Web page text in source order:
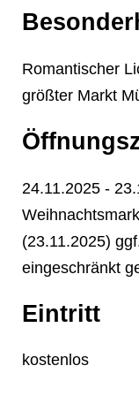
Romantischer
größter Markt
24.11.2025 -
(23.11.2025)
eingeschränkt
Eintritt
kostenlos